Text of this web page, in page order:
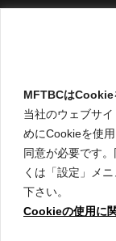
MFTBCはCookie
当社のウェブサ
めにCookieを使
同意が必要です
くは「設定」メ
下さい。
Cookieの使用に